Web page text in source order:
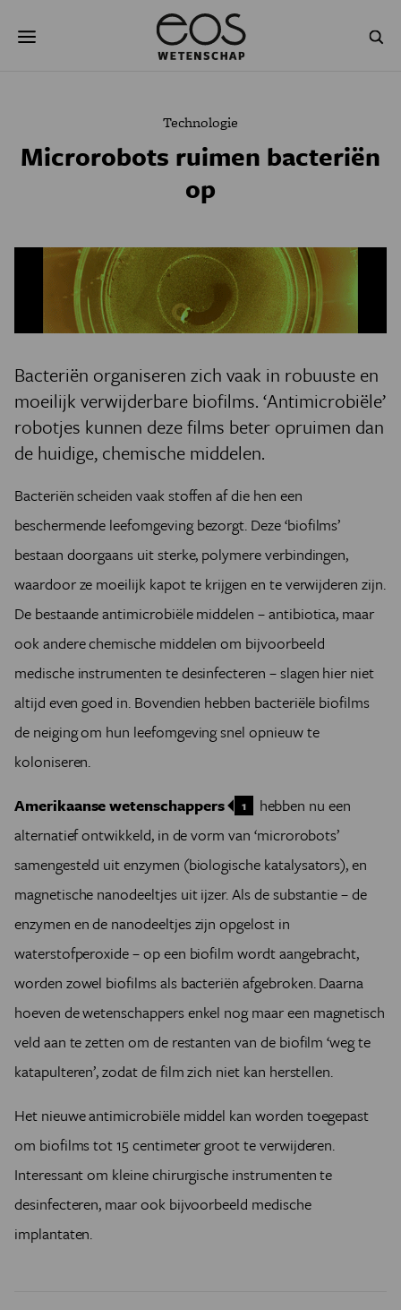
naar
PODCAST AGENDA
JONGE UITDAGERS
Technologie
Microrobots ruimen bacteriën
op
Bacteriën organiseren zich vaak in robuuste en
moeilijk verwijderbare biofilms. ‘Antimicrobiële’
robotjes kunnen deze films beter opruimen dan
de huidige, chemische middelen.
Bacteriën scheiden vaak stoffen af die hen een
beschermende leefomgeving bezorgt. Deze ‘biofilms’
bestaan doorgaans uit sterke, polymere verbindingen,
waardoor ze moeilijk kapot te krijgen en te verwijderen zijn.
De bestaande antimicrobiële middelen – antibiotica, maar
ook andere chemische middelen om bijvoorbeeld
medische instrumenten te desinfecteren – slagen hier niet
altijd even goed in. Bovendien hebben bacteriële biofilms
de neiging om hun leefomgeving snel opnieuw te
koloniseren.
Amerikaanse wetenschappers
1
hebben nu een
alternatief ontwikkeld, in de vorm van ‘microrobots’
samengesteld uit enzymen (biologische katalysators), en
magnetische nanodeeltjes uit ijzer. Als de substantie – de
enzymen en de nanodeeltjes zijn opgelost in
waterstofperoxide – op een biofilm wordt aangebracht,
worden zowel biofilms als bacteriën afgebroken. Daarna
hoeven de wetenschappers enkel nog maar een magnetisch
veld aan te zetten om de restanten van de biofilm ‘weg te
katapulteren’, zodat de film zich niet kan herstellen.
Het nieuwe antimicrobiële middel kan worden toegepast
om biofilms tot 15 centimeter groot te verwijderen.
Interessant om kleine chirurgische instrumenten te
desinfecteren, maar ook bijvoorbeeld medische
implantaten.